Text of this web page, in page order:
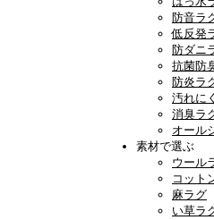
防音ラ
低反発
防ダニ
抗菌防
防炎ラ
汚れに
消臭ラ
オール
素材で選ぶ
ウール
コット
麻ラグ
い草ラ